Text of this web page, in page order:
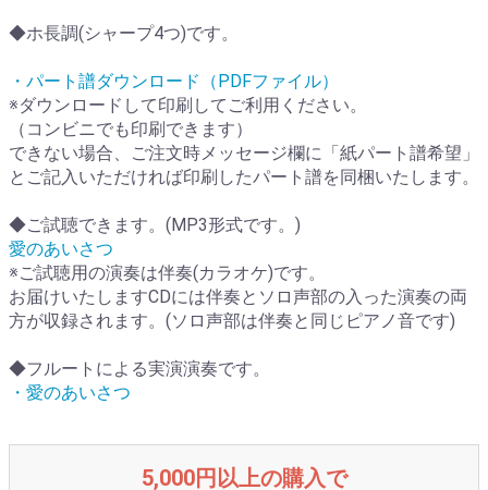
◆ホ長調(シャープ4つ)です。
・パート譜ダウンロード（PDFファイル）
※ダウンロードして印刷してご利用ください。
（コンビニでも印刷できます）
できない場合、ご注文時メッセージ欄に「紙パート譜希望」
とご記入いただければ印刷したパート譜を同梱いたします。
◆ご試聴できます。(MP3形式です。)
愛のあいさつ
※ご試聴用の演奏は伴奏(カラオケ)です。
お届けいたしますCDには伴奏とソロ声部の入った演奏の両
方が収録されます。(ソロ声部は伴奏と同じピアノ音です)
◆フルートによる実演演奏です。
・愛のあいさつ
5,000円以上の購入で